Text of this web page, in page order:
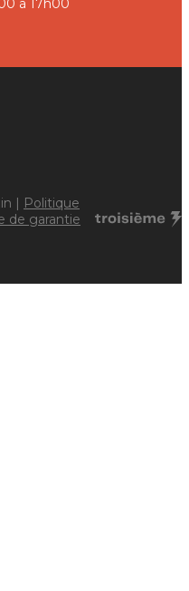
à 17h00
|
Politique
de garantie